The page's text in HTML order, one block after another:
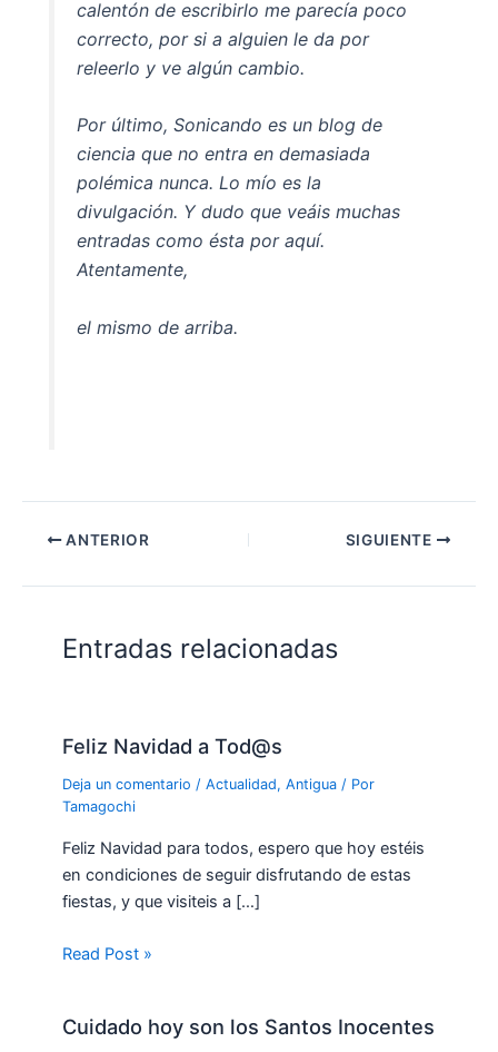
calentón de escribirlo me parecía poco
correcto, por si a alguien le da por
releerlo y ve algún cambio.
Por último, Sonicando es un blog de
ciencia que no entra en demasiada
polémica nunca. Lo mío es la
divulgación. Y dudo que veáis muchas
entradas como ésta por aquí.
Atentamente,
el mismo de arriba.
ANTERIOR SIGUIENTE
Entradas relacionadas
Feliz Navidad a Tod@s
Deja un comentario /Actualidad,Antigua / Por
Tamagochi
Feliz Navidad para todos, espero que hoy estéis
en condiciones de seguir disfrutando de estas
fiestas, y que visiteis a […]
Read Post »
Cuidado hoy son los Santos Inocentes